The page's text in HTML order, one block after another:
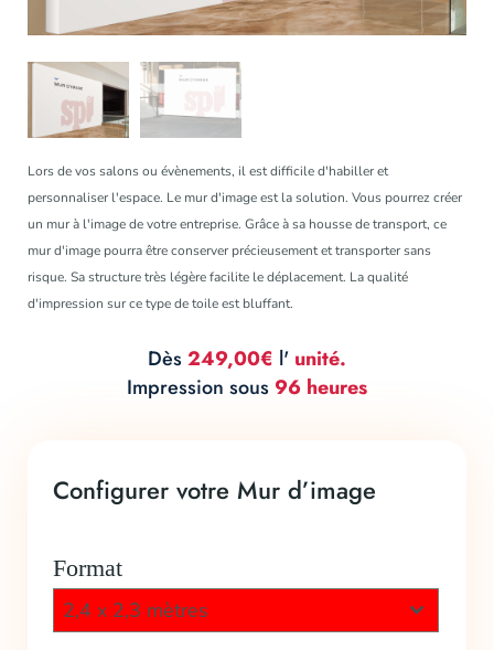
Lors de vos salons ou évènements, il est difficile d'habiller et
personnaliser l'espace. Le mur d'image est la solution. Vous pourrez créer
un mur à l'image de votre entreprise. Grâce à sa housse de transport, ce
mur d'image pourra être conserver précieusement et transporter sans
risque. Sa structure très légère facilite le déplacement. La qualité
d'impression sur ce type de toile est bluffant.
Dès249,00€ l' unité.
Impression sous 96 heures
Configurer votre Mur d’image
Format
2,4 x 2,3 mètres